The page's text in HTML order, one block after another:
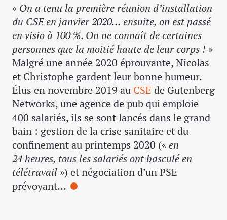
« On a tenu la première réunion d’installation
du CSE en janvier 2020… ensuite, on est passé
en visio à 100 %. On ne connaît de certaines
personnes que la moitié haute de leur corps ! »
Malgré une année 2020 éprouvante, Nicolas
et Christophe gardent leur bonne humeur.
Élus en novembre 2019 au CSE de Gutenberg
Networks, une agence de pub qui emploie
400 salariés, ils se sont lancés dans le grand
bain : gestion de la crise sanitaire et du
confinement au printemps 2020 (« en
24 heures, tous les salariés ont basculé en
télétravail ») et négociation d’un PSE
prévoyant…